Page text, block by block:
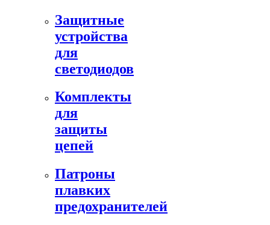
Защитные
устройства
для
светодиодов
Комплекты
для
защиты
цепей
Патроны
плавких
предохранителей